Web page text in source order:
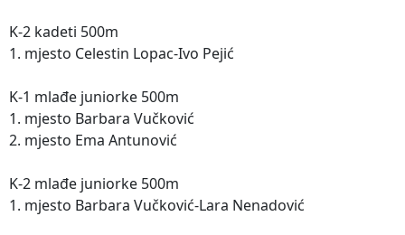
K-2 kadeti 500m
1. mjesto Celestin Lopac-Ivo Pejić
K-1 mlađe juniorke 500m
1. mjesto Barbara Vučković
2. mjesto Ema Antunović
K-2 mlađe juniorke 500m
1. mjesto Barbara Vučković-Lara Nenadović